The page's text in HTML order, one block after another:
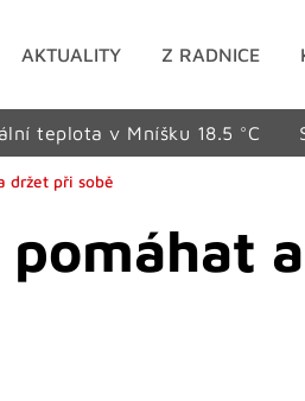
AKTUALITY Z RADNICE
teplota v Mníšku 18.5 °C
držet při sobě
pomáhat